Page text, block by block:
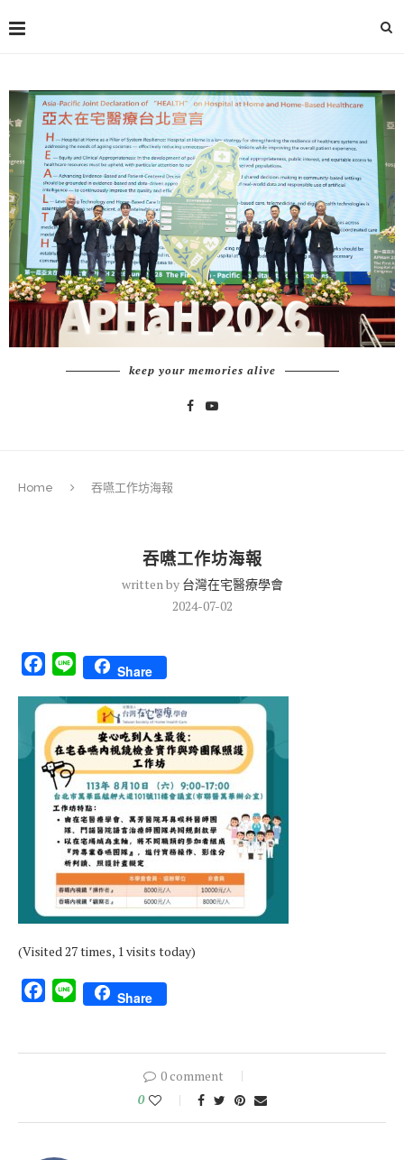
keep your memories alive
Home 吞嚥工作坊海報
吞嚥工作坊海報
written by 台灣在宅醫療學會
2024-07-02
Facebook
Line Share
(Visited 27 times, 1 visits today)
Facebook
Line Share
0 comment
0